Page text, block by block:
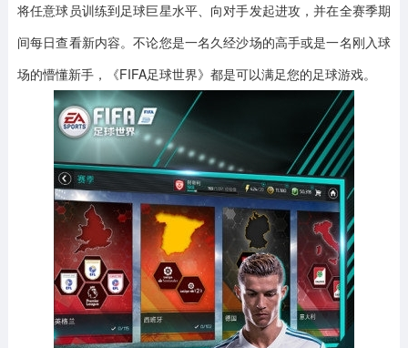
将任意球员训练到足球巨星水平、向对手发起进攻，并在全赛季期
间每日查看新内容。不论您是一名久经沙场的高手或是一名刚入球
场的懵懂新手，《FIFA足球世界》都是可以满足您的足球游戏。